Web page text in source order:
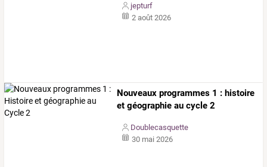
jepturf
2 août 2026
Nouveaux programmes 1 : histoire
et géographie au cycle 2
Doublecasquette
30 mai 2026